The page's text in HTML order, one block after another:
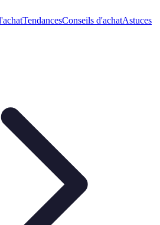
TendancesConseils d'achatAstuces